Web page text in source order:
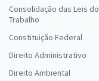
Consolidação das Leis do
Trabalho
Constituição Federal
Direito Administrativo
Direito Ambiental